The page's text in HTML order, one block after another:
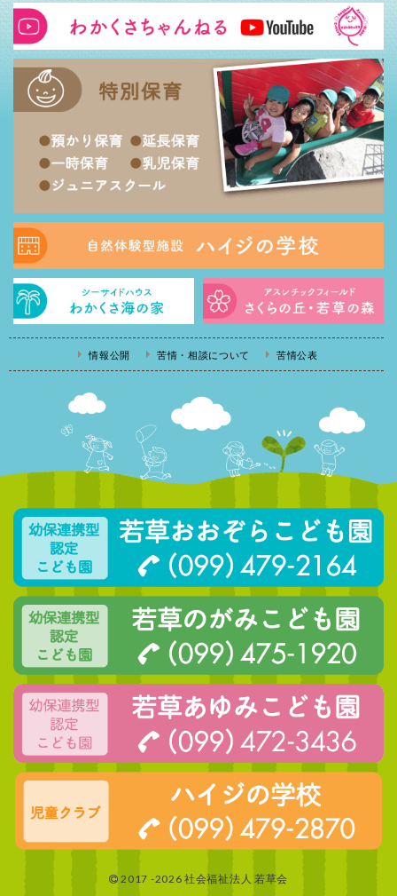
情報公開 苦情・相談について 苦情公表
2017 -2026 社会福祉法人 若草会